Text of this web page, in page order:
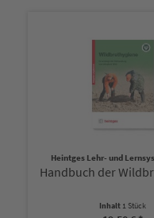
Heintges Lehr- und
Handbuch der
Inhalt 1 Stück